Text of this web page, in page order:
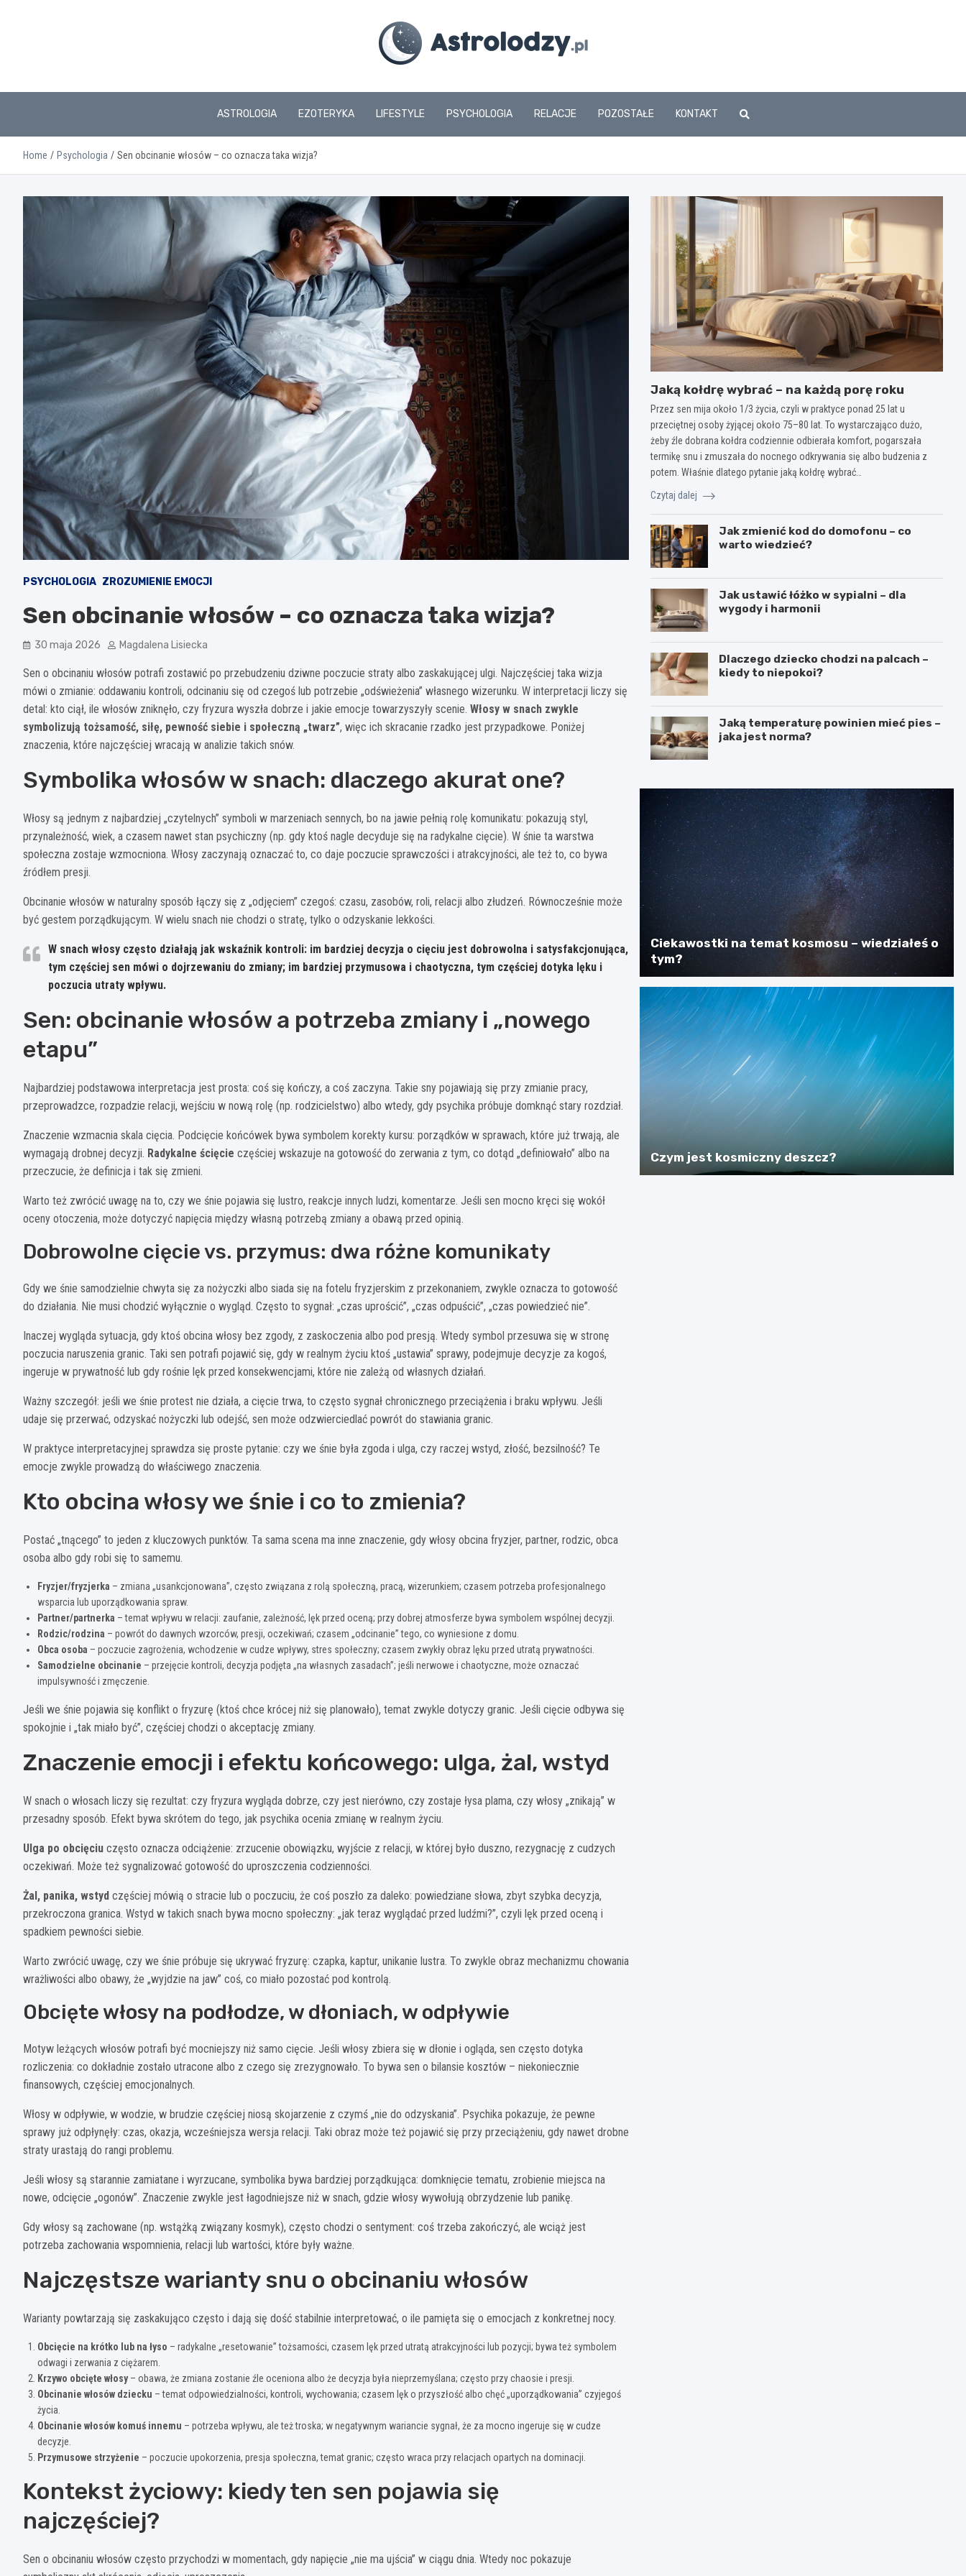
www.astrolodzy.pl
ASTROLOGIA EZOTERYKA LIFESTYLE PSYCHOLOGIA RELACJE POZOSTAŁE KONTAKT
Home Psychologia Sen obcinanie włosów – co oznacza taka wizja?
PSYCHOLOGIA ZROZUMIENIE EMOCJI
Sen obcinanie włosów – co oznacza taka wizja?
30 maja 2026 Magdalena Lisiecka
Sen o obcinaniu włosów potrafi zostawić po przebudzeniu dziwne poczucie straty albo zaskakującej ulgi. Najczęściej taka wizja
mówi o zmianie: oddawaniu kontroli, odcinaniu się od czegoś lub potrzebie „odświeżenia” własnego wizerunku. W interpretacji liczy się
detal: kto ciął, ile włosów zniknęło, czy fryzura wyszła dobrze i jakie emocje towarzyszyły scenie. Włosy w snach zwykle
symbolizują tożsamość, siłę, pewność siebie i społeczną „twarz”, więc ich skracanie rzadko jest przypadkowe. Poniżej
znaczenia, które najczęściej wracają w analizie takich snów.
Symbolika włosów w snach: dlaczego akurat one?
Włosy są jednym z najbardziej „czytelnych” symboli w marzeniach sennych, bo na jawie pełnią rolę komunikatu: pokazują styl,
przynależność, wiek, a czasem nawet stan psychiczny (np. gdy ktoś nagle decyduje się na radykalne cięcie). W śnie ta warstwa
społeczna zostaje wzmocniona. Włosy zaczynają oznaczać to, co daje poczucie sprawczości i atrakcyjności, ale też to, co bywa
źródłem presji.
Obcinanie włosów w naturalny sposób łączy się z „odjęciem” czegoś: czasu, zasobów, roli, relacji albo złudzeń. Równocześnie może
być gestem porządkującym. W wielu snach nie chodzi o stratę, tylko o odzyskanie lekkości.
W snach włosy często działają jak wskaźnik kontroli: im bardziej decyzja o cięciu jest dobrowolna i satysfakcjonująca,
tym częściej sen mówi o dojrzewaniu do zmiany; im bardziej przymusowa i chaotyczna, tym częściej dotyka lęku i
poczucia utraty wpływu.
Sen: obcinanie włosów a potrzeba zmiany i „nowego
etapu”
Najbardziej podstawowa interpretacja jest prosta: coś się kończy, a coś zaczyna. Takie sny pojawiają się przy zmianie pracy,
przeprowadzce, rozpadzie relacji, wejściu w nową rolę (np. rodzicielstwo) albo wtedy, gdy psychika próbuje domknąć stary rozdział.
Znaczenie wzmacnia skala cięcia. Podcięcie końcówek bywa symbolem korekty kursu: porządków w sprawach, które już trwają, ale
wymagają drobnej decyzji. Radykalne ścięcie częściej wskazuje na gotowość do zerwania z tym, co dotąd „definiowało” albo na
przeczucie, że definicja i tak się zmieni.
Warto też zwrócić uwagę na to, czy we śnie pojawia się lustro, reakcje innych ludzi, komentarze. Jeśli sen mocno kręci się wokół
oceny otoczenia, może dotyczyć napięcia między własną potrzebą zmiany a obawą przed opinią.
Dobrowolne cięcie vs. przymus: dwa różne komunikaty
Gdy we śnie samodzielnie chwyta się za nożyczki albo siada się na fotelu fryzjerskim z przekonaniem, zwykle oznacza to gotowość
do działania. Nie musi chodzić wyłącznie o wygląd. Często to sygnał: „czas uprościć”, „czas odpuścić”, „czas powiedzieć nie”.
Inaczej wygląda sytuacja, gdy ktoś obcina włosy bez zgody, z zaskoczenia albo pod presją. Wtedy symbol przesuwa się w stronę
poczucia naruszenia granic. Taki sen potrafi pojawić się, gdy w realnym życiu ktoś „ustawia” sprawy, podejmuje decyzje za kogoś,
ingeruje w prywatność lub gdy rośnie lęk przed konsekwencjami, które nie zależą od własnych działań.
Ważny szczegół: jeśli we śnie protest nie działa, a cięcie trwa, to często sygnał chronicznego przeciążenia i braku wpływu. Jeśli
udaje się przerwać, odzyskać nożyczki lub odejść, sen może odzwierciedlać powrót do stawiania granic.
W praktyce interpretacyjnej sprawdza się proste pytanie: czy we śnie była zgoda i ulga, czy raczej wstyd, złość, bezsilność? Te
emocje zwykle prowadzą do właściwego znaczenia.
Kto obcina włosy we śnie i co to zmienia?
Postać „tnącego” to jeden z kluczowych punktów. Ta sama scena ma inne znaczenie, gdy włosy obcina fryzjer, partner, rodzic, obca
osoba albo gdy robi się to samemu.
Fryzjer/fryzjerka – zmiana „usankcjonowana”, często związana z rolą społeczną, pracą, wizerunkiem; czasem potrzeba profesjonalnego
wsparcia lub uporządkowania spraw.
Partner/partnerka – temat wpływu w relacji: zaufanie, zależność, lęk przed oceną; przy dobrej atmosferze bywa symbolem wspólnej decyzji.
Rodzic/rodzina – powrót do dawnych wzorców, presji, oczekiwań; czasem „odcinanie” tego, co wyniesione z domu.
Obca osoba – poczucie zagrożenia, wchodzenie w cudze wpływy, stres społeczny; czasem zwykły obraz lęku przed utratą prywatności.
Samodzielne obcinanie – przejęcie kontroli, decyzja podjęta „na własnych zasadach”; jeśli nerwowe i chaotyczne, może oznaczać
impulsywność i zmęczenie.
Jeśli we śnie pojawia się konflikt o fryzurę (ktoś chce krócej niż się planowało), temat zwykle dotyczy granic. Jeśli cięcie odbywa się
spokojnie i „tak miało być”, częściej chodzi o akceptację zmiany.
Znaczenie emocji i efektu końcowego: ulga, żal, wstyd
W snach o włosach liczy się rezultat: czy fryzura wygląda dobrze, czy jest nierówno, czy zostaje łysa plama, czy włosy „znikają” w
przesadny sposób. Efekt bywa skrótem do tego, jak psychika ocenia zmianę w realnym życiu.
Ulga po obcięciu często oznacza odciążenie: zrzucenie obowiązku, wyjście z relacji, w której było duszno, rezygnację z cudzych
oczekiwań. Może też sygnalizować gotowość do uproszczenia codzienności.
Żal, panika, wstyd częściej mówią o stracie lub o poczuciu, że coś poszło za daleko: powiedziane słowa, zbyt szybka decyzja,
przekroczona granica. Wstyd w takich snach bywa mocno społeczny: „jak teraz wyglądać przed ludźmi?”, czyli lęk przed oceną i
spadkiem pewności siebie.
Warto zwrócić uwagę, czy we śnie próbuje się ukrywać fryzurę: czapka, kaptur, unikanie lustra. To zwykle obraz mechanizmu chowania
wrażliwości albo obawy, że „wyjdzie na jaw” coś, co miało pozostać pod kontrolą.
Obcięte włosy na podłodze, w dłoniach, w odpływie
Motyw leżących włosów potrafi być mocniejszy niż samo cięcie. Jeśli włosy zbiera się w dłonie i ogląda, sen często dotyka
rozliczenia: co dokładnie zostało utracone albo z czego się zrezygnowało. To bywa sen o bilansie kosztów – niekoniecznie
finansowych, częściej emocjonalnych.
Włosy w odpływie, w wodzie, w brudzie częściej niosą skojarzenie z czymś „nie do odzyskania”. Psychika pokazuje, że pewne
sprawy już odpłynęły: czas, okazja, wcześniejsza wersja relacji. Taki obraz może też pojawić się przy przeciążeniu, gdy nawet drobne
straty urastają do rangi problemu.
Jeśli włosy są starannie zamiatane i wyrzucane, symbolika bywa bardziej porządkująca: domknięcie tematu, zrobienie miejsca na
nowe, odcięcie „ogonów”. Znaczenie zwykle jest łagodniejsze niż w snach, gdzie włosy wywołują obrzydzenie lub panikę.
Gdy włosy są zachowane (np. wstążką związany kosmyk), często chodzi o sentyment: coś trzeba zakończyć, ale wciąż jest
potrzeba zachowania wspomnienia, relacji lub wartości, które były ważne.
Najczęstsze warianty snu o obcinaniu włosów
Warianty powtarzają się zaskakująco często i dają się dość stabilnie interpretować, o ile pamięta się o emocjach z konkretnej nocy.
Obcięcie na krótko lub na łyso – radykalne „resetowanie” tożsamości, czasem lęk przed utratą atrakcyjności lub pozycji; bywa też symbolem
odwagi i zerwania z ciężarem.
Krzywo obcięte włosy– obawa, że zmiana zostanie źle oceniona albo że decyzja była nieprzemyślana; często przy chaosie i presji.
Obcinanie włosów dziecku – temat odpowiedzialności, kontroli, wychowania; czasem lęk o przyszłość albo chęć „uporządkowania” czyjegoś
życia.
Obcinanie włosów komuś innemu – potrzeba wpływu, ale też troska; w negatywnym wariancie sygnał, że za mocno ingeruje się w cudze
decyzje.
Przymusowe strzyżenie – poczucie upokorzenia, presja społeczna, temat granic; często wraca przy relacjach opartych na dominacji.
Kontekst życiowy: kiedy ten sen pojawia się
najczęściej?
Sen o obcinaniu włosów często przychodzi w momentach, gdy napięcie „nie ma ujścia” w ciągu dnia. Wtedy noc pokazuje
Jaką kołdrę wybrać – na każdą porę roku
Przez sen mija około 1/3 życia, czyli w praktyce ponad 25 lat u
przeciętnej osoby żyjącej około 75–80 lat. To wystarczająco dużo,
żeby źle dobrana kołdra codziennie odbierała komfort, pogarszała
termikę snu i zmuszała do nocnego odkrywania się albo budzenia z
potem. Właśnie dlatego pytanie jaką kołdrę wybrać…
Czytaj dalej
Jak zmienić kod do domofonu – co
warto wiedzieć?
Jak ustawić łóżko w sypialni – dla
wygody i harmonii
Dlaczego dziecko chodzi na palcach –
kiedy to niepokoi?
Jaką temperaturę powinien mieć pies –
jaka jest norma?
Ciekawostki na temat kosmosu – wiedziałeś o
tym?
Czym jest kosmiczny deszcz?